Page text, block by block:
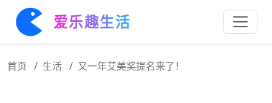
爱乐趣生活
首页 生活 又一年艾美奖提名来了！